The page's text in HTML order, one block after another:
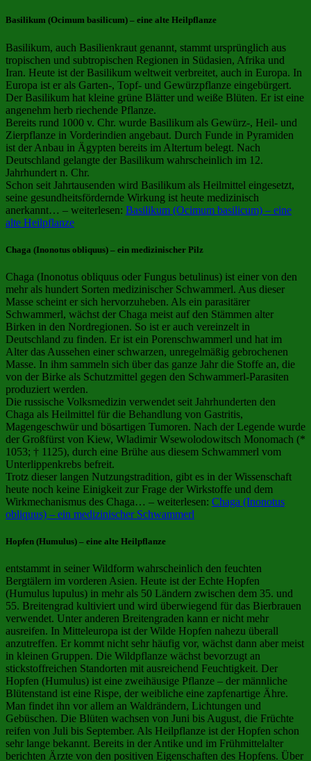
Basilikum (Ocimum basilicum) – eine alte Heilpflanze
Basilikum, auch Basilienkraut genannt, stammt ursprünglich aus
tropischen und subtropischen Regionen in Südasien, Afrika und
Iran. Heute ist der Basilikum weltweit verbreitet, auch in Europa. In
Europa ist er als Garten-, Topf- und Gewürzpflanze eingebürgert.
Der Basilikum hat kleine grüne Blätter und weiße Blüten. Er ist eine
angenehm herb riechende Pflanze.
Bereits rund 1000 v. Chr. wurde Basilikum als Gewürz-, Heil- und
Zierpflanze in Vorderindien angebaut. Durch Funde in Pyramiden
ist der Anbau in Ägypten bereits im Altertum belegt. Nach
Deutschland gelangte der Basilikum wahrscheinlich im 12.
Jahrhundert n. Chr.
Schon seit Jahrtausenden wird Basilikum als Heilmittel eingesetzt,
seine gesundheitsfördernde Wirkung ist heute medizinisch
anerkannt… – weiterlesen: Basilikum (Ocimum basilicum) – eine
alte Heilpflanze
Chaga (Inonotus obliquus) – ein medizinischer Pilz
Chaga (Inonotus obliquus oder Fungus betulinus) ist einer von den
mehr als hundert Sorten medizinischer Schwammerl. Aus dieser
Masse scheint er sich hervorzuheben. Als ein parasitärer
Schwammerl, wächst der Chaga meist auf den Stämmen alter
Birken in den Nordregionen. So ist er auch vereinzelt in
Deutschland zu finden. Er ist ein Porenschwammerl und hat im
Alter das Aussehen einer schwarzen, unregelmäßig gebrochenen
Masse. In ihm sammeln sich über das ganze Jahr die Stoffe an, die
von der Birke als Schutzmittel gegen den Schwammerl-Parasiten
produziert werden.
Die russische Volksmedizin verwendet seit Jahrhunderten den
Chaga als Heilmittel für die Behandlung von Gastritis,
Magengeschwür und bösartigen Tumoren. Nach der Legende wurde
der Großfürst von Kiew, Wladimir Wsewolodowitsch Monomach (*
1053; † 1125), durch eine Brühe aus diesem Schwammerl vom
Unterlippenkrebs befreit.
Trotz dieser langen Nutzungstradition, gibt es in der Wissenschaft
heute noch keine Einigkeit zur Frage der Wirkstoffe und dem
Wirkmechanismus des Chaga… – weiterlesen: Chaga (Inonotus
obliquus) – ein medizinischer Schwammerl
Hopfen (Humulus) – eine alte Heilpflanze
entstammt in seiner Wildform wahrscheinlich den feuchten
Bergtälern im vorderen Asien. Heute ist der Echte Hopfen
(Humulus lupulus) in mehr als 50 Ländern zwischen dem 35. und
55. Breitengrad kultiviert und wird überwiegend für das Bierbrauen
verwendet. Unter anderen Breitengraden kann er nicht mehr
ausreifen. In Mitteleuropa ist der Wilde Hopfen nahezu überall
anzutreffen. Er kommt nicht sehr häufig vor, wächst dann aber meist
in kleinen Gruppen. Die Wildpflanze wächst bevorzugt an
stickstoffreichen Standorten mit ausreichend Feuchtigkeit. Der
Hopfen (Humulus) ist eine zweihäusige Pflanze – der männliche
Blütenstand ist eine Rispe, der weibliche eine zapfenartige Ähre.
Man findet ihn vor allem an Waldrändern, Lichtungen und
Gebüschen. Die Blüten wachsen von Juni bis August, die Früchte
reifen von Juli bis September. Als Heilpflanze ist der Hopfen schon
sehr lange bekannt. Bereits in der Antike und im Frühmittelalter
berichten Ärzte von den positiven Eigenschaften des Hopfens. Über